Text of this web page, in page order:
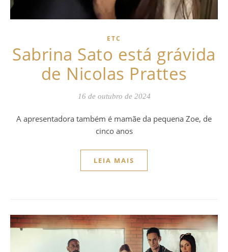
ETC
Sabrina Sato está grávida
de Nicolas Prattes
16 de outubro de 2024
A apresentadora também é mamãe da pequena Zoe, de
cinco anos
LEIA MAIS